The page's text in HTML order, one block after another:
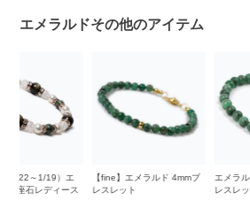
エメラルドその他のアイテム
【fine】エメラルド 4mmブ
レスレット
エメラルド6mm シンプルブ